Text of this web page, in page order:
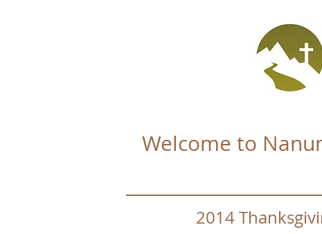
Welcome to
2014